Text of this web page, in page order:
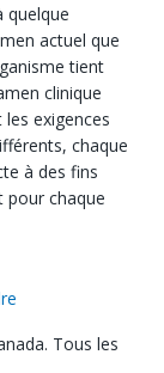
quelque
actuel que
tient
clinique
exigences
chaque
à des fins
pour chaque
Tous les